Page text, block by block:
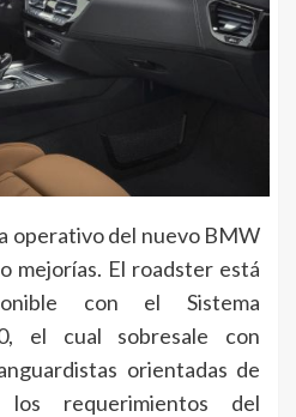
operativo del nuevo BMW
mejorías. El roadster está
con el Sistema
el cual sobresale con
orientadas de
requerimientos del